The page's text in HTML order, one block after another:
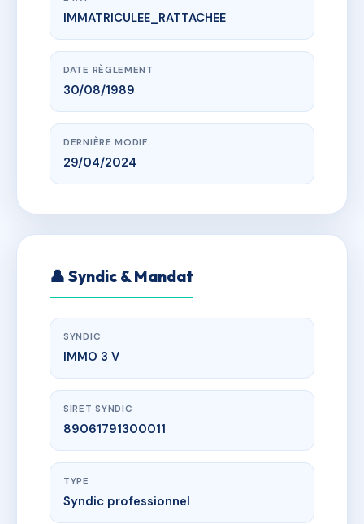
www.vme.plus/AC5009832
RESIDENCE PEGASE
BELLE-PLAGNE 73210 BELLE-PLAGNE
IMMATRICULEE_RATTACHEE
DATE RÈGLEMENT
30/08/1989
DERNIÈRE MODIF.
29/04/2024
👤 Syndic & Mandat
SYNDIC
IMMO 3 V
SIRET SYNDIC
89061791300011
TYPE
Syndic professionnel